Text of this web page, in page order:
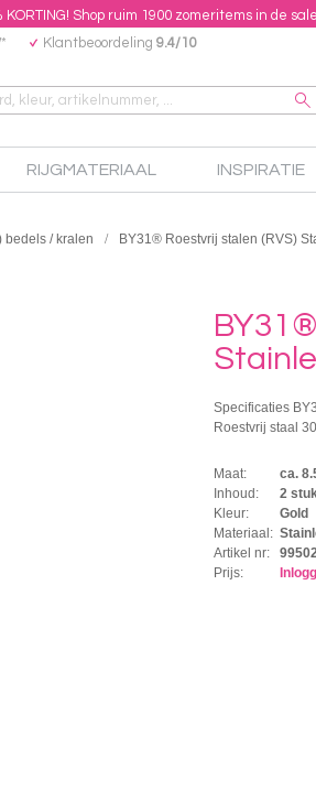
KORTING! Shop ruim 1900 zomeritems in de
Klantbeoordeling 9.4/10
RIJGMATERIAAL INSPIRATIE
bedels / kralen BY31® Roestvrij stalen (RVS)
Specificaties
Roestvrij staal
Maat:
ca.
Inhoud:
2
Kleur:
Gold
Materiaal:
Artikel nr:
Prijs: